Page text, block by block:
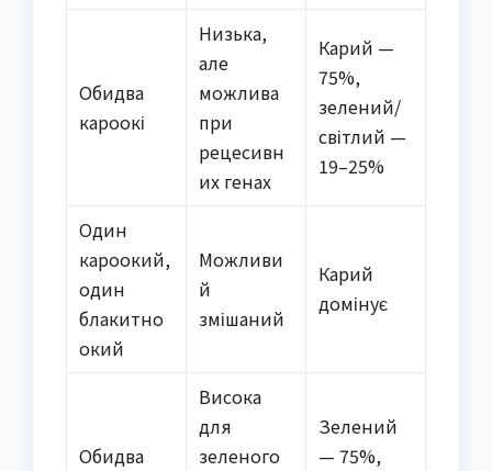
Обидва
кароокі
Низька,
але
можлива
при
рецесивн
их генах
Карий —
75%,
зелений/
світлий —
19–25%
Один
кароокий,
один
блакитно
окий
Можливи
й
змішаний
Карий
домінує
Обидва
Висока
для
зеленого
Зелений
— 75%,